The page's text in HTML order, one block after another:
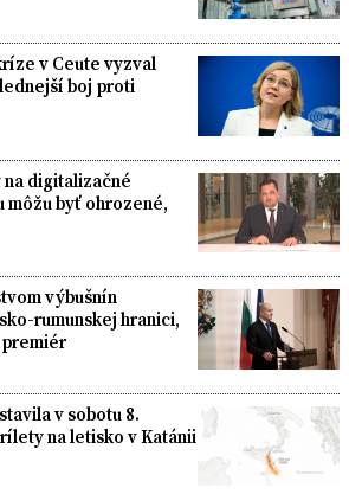
v Ceute vyzval
boj proti
na digitalizačné
môžu byť ohrozené,
výbušnín
rumunskej hranici,
v sobotu 8.
na letisko v Katánii